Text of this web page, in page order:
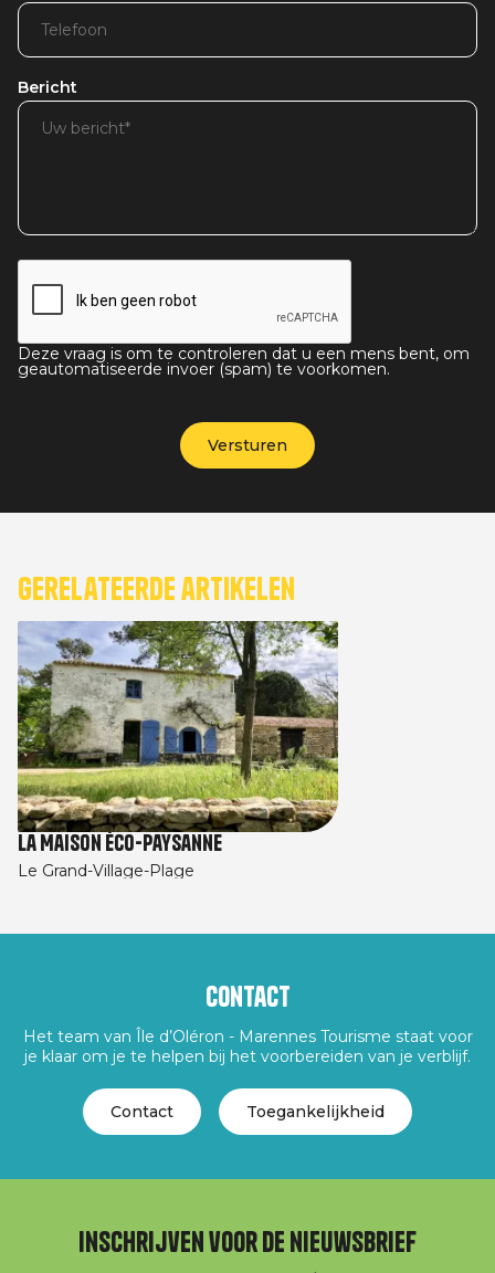
Bericht
Deze vraag is om te controleren dat u een mens bent, om
geautomatiseerde invoer (spam) te voorkomen.
Gerelateerde artikelen
La Maison éco-paysanne
Le Grand-Village-Plage
Contact
Het team van Île d’Oléron - Marennes Tourisme staat voor
je klaar om je te helpen bij het voorbereiden van je verblijf.
Contact Toegankelijkheid
Inschrijven voor de nieuwsbrief